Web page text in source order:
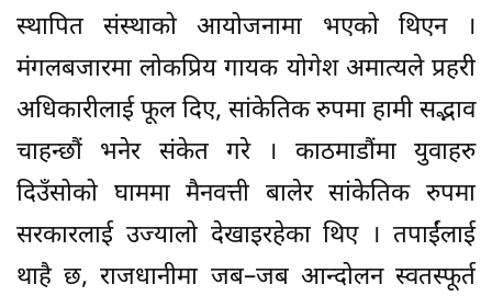
स्थापित संस्थाको आयोजनामा भएको थिएन ।
मंगलबजारमा लोकप्रिय गायक योगेश अमात्यले प्रहरी
अधिकारीलाई फूल दिए, सांकेतिक रुपमा हामी सद्भाव
चाहन्छौं भनेर संकेत गरे । काठमाडौंमा युवाहरु
दिउँसोको घाममा मैनवत्ती बालेर सांकेतिक रुपमा
सरकारलाई उज्यालो देखाइरहेका थिए । तपाईंलाई
थाहै छ, राजधानीमा जब–जब आन्दोलन स्वतस्फूर्त